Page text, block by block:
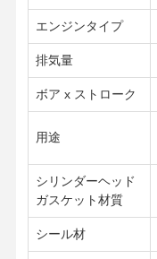
ホーム
エンジンタイプ
排気量
ボア x ストローク
用途
シリンダーヘッド
ガスケット材質
シール材